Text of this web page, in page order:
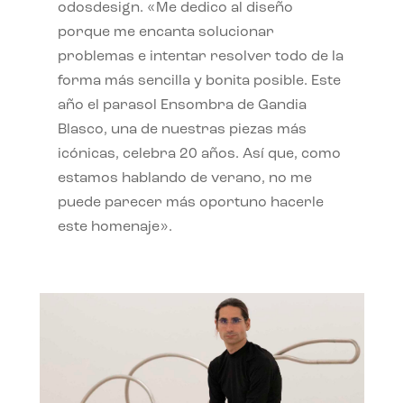
odosdesign. «Me dedico al diseño
porque me encanta solucionar
problemas e intentar resolver todo de la
forma más sencilla y bonita posible. Este
año el parasol Ensombra de Gandia
Blasco, una de nuestras piezas más
icónicas, celebra 20 años. Así que, como
estamos hablando de verano, no me
puede parecer más oportuno hacerle
este homenaje».